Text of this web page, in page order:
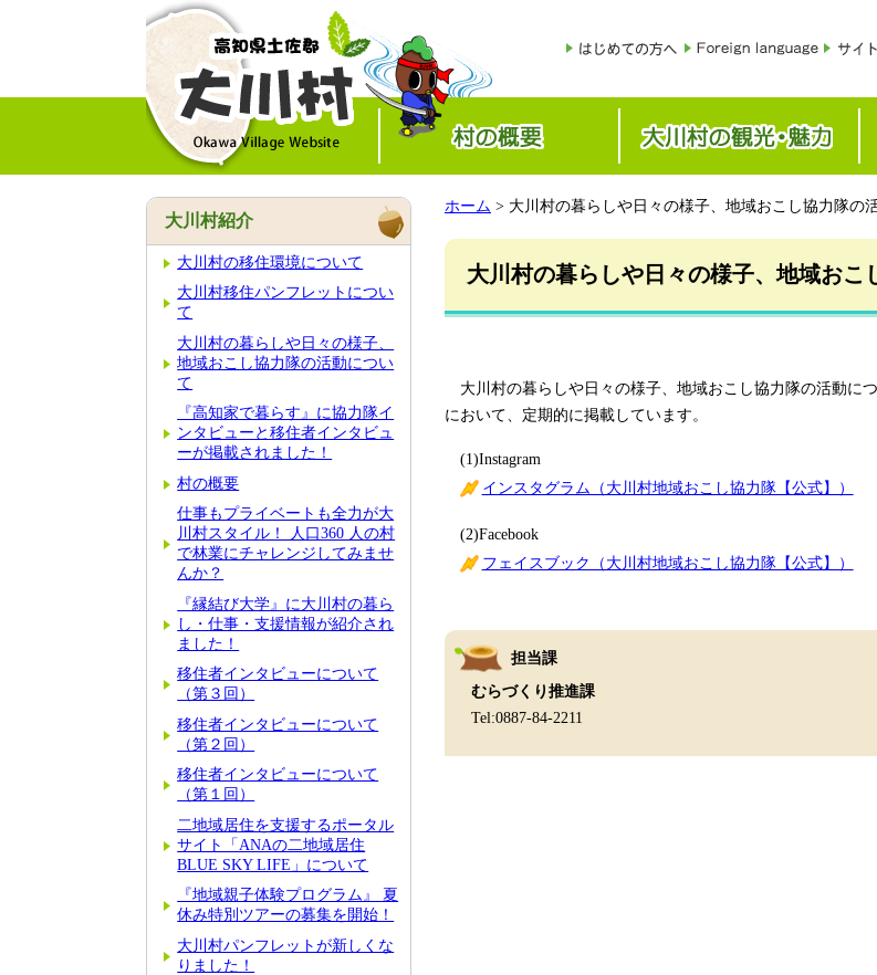
大川村紹介
大川村の移住環境について
大川村移住パンフレットについ
て
大川村の暮らしや日々の様子、
地域おこし協力隊の活動につい
て
『高知家で暮らす』に協力隊イ
ンタビューと移住者インタビュ
ーが掲載されました！
村の概要
仕事もプライベートも全力が大
川村スタイル！ 人口360 人の村
で林業にチャレンジしてみませ
んか？
『縁結び大学』に大川村の暮ら
し・仕事・支援情報が紹介され
ました！
移住者インタビューについて
（第３回）
移住者インタビューについて
（第２回）
移住者インタビューについて
（第１回）
二地域居住を支援するポータル
サイト「ANAの二地域居住
BLUE SKY LIFE」について
『地域親子体験プログラム』 夏
休み特別ツアーの募集を開始！
大川村パンフレットが新しくな
りました！
ホーム > 大川村の暮らしや日々の様子、地域おこし協力隊の
大川村の暮らしや日々の様子、地域おこ
大川村の暮らしや日々の様子、地域おこし協力隊の活動に
において、定期的に掲載しています。
(1)Instagram
インスタグラム（大川村地域おこし協力隊【公式】）
(2)Facebook
フェイスブック（大川村地域おこし協力隊【公式】）
担当課
むらづくり推進課
Tel:0887-84-2211